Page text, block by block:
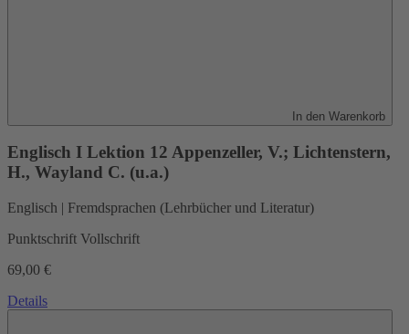
In den Warenkorb
Englisch I Lektion 12 Appenzeller, V.; Lichtenstern,
H., Wayland C. (u.a.)
Englisch | Fremdsprachen (Lehrbücher und Literatur)
Punktschrift Vollschrift
69,00 €
Details